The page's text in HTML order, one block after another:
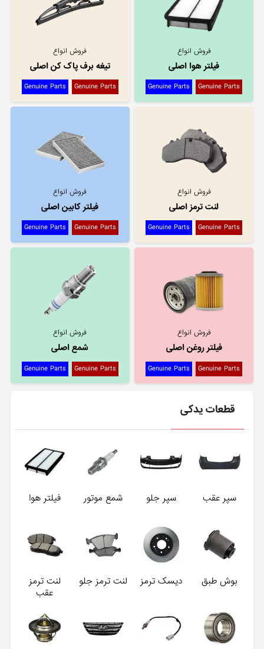
فروش انواع
فیلتر هوا اصلی
Genuine Parts
Genuine Parts
فروش انواع
تیغه برف پاک کن اصلی
Genuine Parts
Genuine Parts
فروش انواع
لنت ترمز اصلی
Genuine Parts
Genuine Parts
فروش انواع
فیلتر کابین اصلی
Genuine Parts
Genuine Parts
فروش انواع
فیلتر روغن اصلی
Genuine Parts
Genuine Parts
فروش انواع
شمع اصلی
Genuine Parts
Genuine Parts
قطعات یدکی
سپر عقب سپر جلو شمع موتور فیلتر هوا
بوش طبق دیسک ترمز لنت ترمز جلو
لنت ترمز
عقب